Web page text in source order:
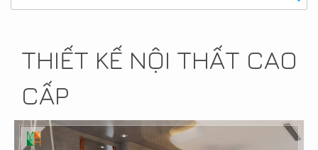
THIẾT KẾ NỘI THẤT CAO
CẤP